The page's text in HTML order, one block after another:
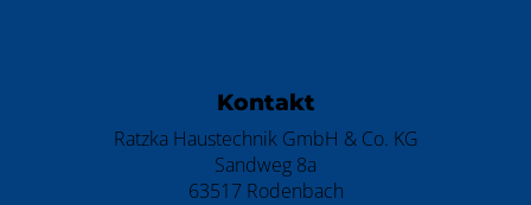
Kontakt
Ratzka Haustechnik GmbH & Co. KG
Sandweg 8a
63517 Rodenbach